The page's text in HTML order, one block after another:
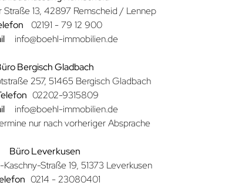
Straße 13, 42897 Remscheid / Lennep
02191 - 79 12 900
info@boehl-immobilien.de
Bergisch Gladbach
257, 51465 Bergisch Gladbach
02202-9315809
info@boehl-immobilien.de
nur nach vorheriger Absprache
Büro Leverkusen
Straße 19, 51373 Leverkusen
0214 - 23080401